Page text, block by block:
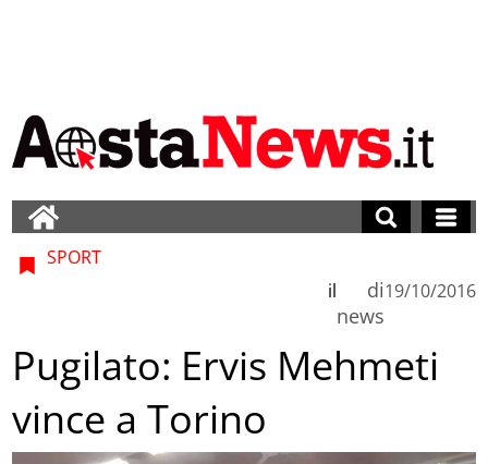
SPORT
di
news
il 19/10/2016
Pugilato: Ervis Mehmeti
vince a Torino